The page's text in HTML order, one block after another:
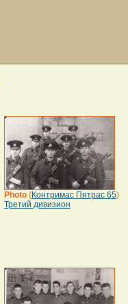
Photo (Контримас Пятрас 65)
Третий дивизион